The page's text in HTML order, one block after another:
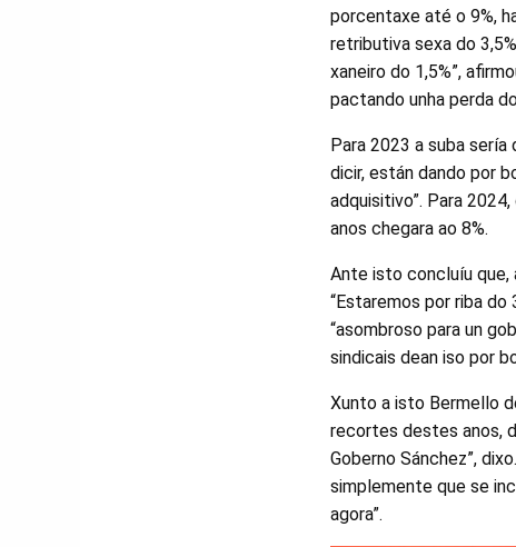
porcentaxe até o 9%,
retributiva sexa do
xaneiro do 1,5%”,
pactando unha perda
Para 2023 a suba sería
dicir, están dando por
adquisitivo”. Para
anos chegara ao 8%.
Ante isto concluíu que,
“Estaremos por riba
“asombroso para un
sindicais dean iso por
Xunto a isto Bermello
recortes destes anos,
Goberno Sánchez”,
simplemente que se
agora”.